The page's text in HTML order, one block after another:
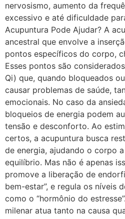
nervosismo, aumento da
excessivo e até dificuldade
Acupuntura Pode Ajudar? A
ancestral que envolve a
pontos específicos do corpo,
Esses pontos são
Qi) que, quando bloqueados
causar problemas de saúde,
emocionais. No caso da
bloqueios de energia podem
tensão e desconforto. Ao
certos, a acupuntura busca
de energia, ajudando o corpo
equilíbrio. Mas não é apenas
promove a liberação de
bem-estar”, e regula os níveis
como o “hormônio do
milenar atua tanto na causa